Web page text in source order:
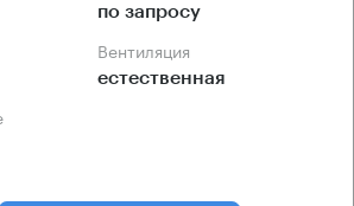
по запросу
Вентиляция
естественная